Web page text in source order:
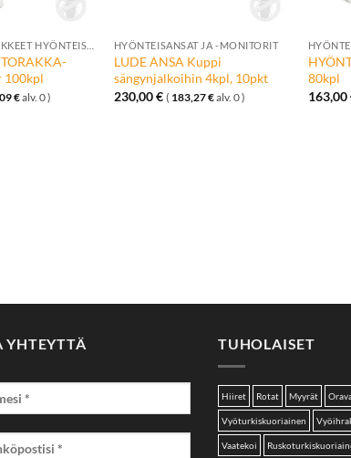
100kpl
€alv. 0 )
HYÖNTEISANSAT JA -MONITORIT
LUDE ANSA Kuppi
sängynjalkoihin 4kpl, 10pkt
230,00€ ( 183,27€alv. 0 )
80kpl
163,00
YHTEYTTÄ TUHOLAISET
Hiiret Rotat Myyrät
Vyöturkiskuoriainen
Vaatekoi